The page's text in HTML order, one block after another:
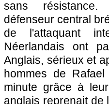
sans
défenseur central
de l'attaquant
Néerlandais ont
Anglais, sérieux et
hommes de
minute grâce à
anglais reprenait de